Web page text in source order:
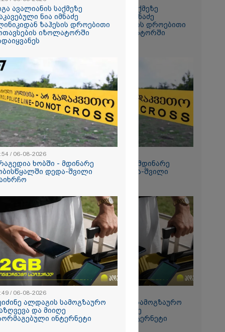
არ
-
ის წევრი
ნია
რომ
- კურიერის
და ჩაშლილი
შედეგად
და
გიგა ავალიანის საქმეზე
დაკავებული ნია იმნაძე
კლინიკიდან ზაჰესის დროებითი
მოთავსების იზოლატორში
ტრაგედია ხობში - მდინარე
ხობისწყალში დედა-შვილი
შეიძინე ალდაგის სამოგზაურო
დაზღვევა და მიიღე
გაორმაგებული ინტერნეტი
ავალიანის საქმეზე
ნია იმნაძე
ზაჰესის დროებითი
იზოლატორში
/ 06-08-2026
ხობში - მდინარე
დედა-შვილი
/ 06-08-2026
ალდაგის სამოგზაურო
და მიიღე
ინტერნეტი